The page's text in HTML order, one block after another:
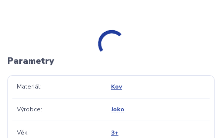
Parametry
Materiál Kov
Výrobce Joko
Věk 3+